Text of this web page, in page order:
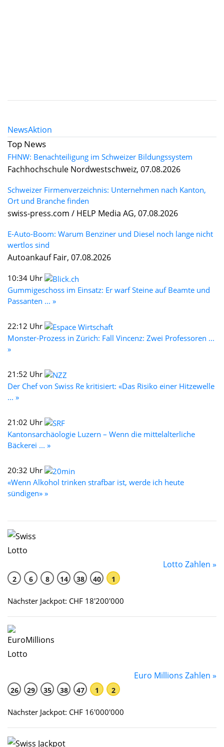
NewsAktion
Top News
FHNW: Benachteiligung im Schweizer Bildungssystem
Fachhochschule Nordwestschweiz, 07.08.2026
Schweizer Firmenverzeichnis: Unternehmen nach Kanton,
Ort und Branche finden
swiss-press.com / HELP Media AG, 07.08.2026
E-Auto-Boom: Warum Benziner und Diesel noch lange nicht
wertlos sind
Autoankauf Fair, 07.08.2026
10:34 Uhr
Gummigeschoss im Einsatz: Er warf Steine auf Beamte und
Passanten ... »
22:12 Uhr
Monster-Prozess in Zürich: Fall Vincenz: Zwei Professoren ...
»
21:52 Uhr
Der Chef von Swiss Re kritisiert: «Das Risiko einer Hitzewelle
... »
21:02 Uhr
Kantonsarchäologie Luzern – Wenn die mittelalterliche
Bäckerei ... »
20:32 Uhr
«Wenn Alkohol trinken strafbar ist, werde ich heute
sündigen» »
Lotto Zahlen »
2 6 8 14 38 40 1
Nächster Jackpot: CHF 18'200'000
Euro Millions Zahlen »
26 29 35 38 47 1 2
Nächster Jackpot: CHF 16'000'000